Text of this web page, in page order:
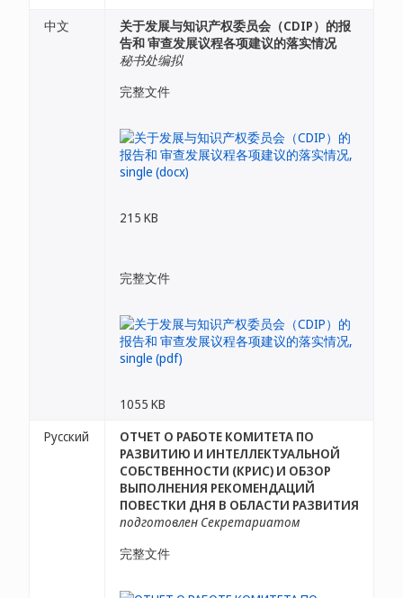
中文
关于发展与知识产权委员会（CDIP）的报
告和 审查发展议程各项建议的落实情况
秘书处编拟
完整文件
215 KB
完整文件
1055 KB
Русский
ОТЧЕТ О РАБОТЕ КОМИТЕТА ПО
РАЗВИТИЮ И ИНТЕЛЛЕКТУАЛЬНОЙ
СОБСТВЕННОСТИ (КРИС) И ОБЗОР
ВЫПОЛНЕНИЯ РЕКОМЕНДАЦИЙ
ПОВЕСТКИ ДНЯ В ОБЛАСТИ РАЗВИТИЯ
подготовлен Секретариатом
完整文件